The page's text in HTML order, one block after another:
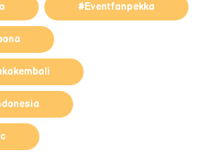
#Eventfanpekka